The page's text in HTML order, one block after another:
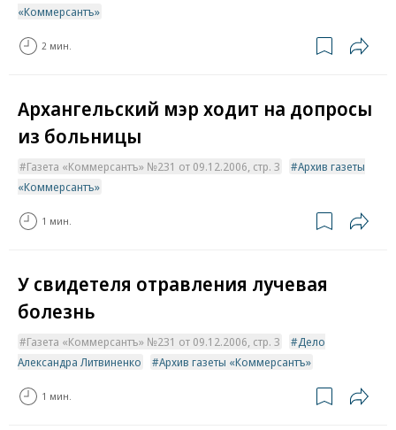
«Коммерсантъ»
2 мин.
Архангельский мэр ходит на допросы
из больницы
Газета «Коммерсантъ» №231 от 09.12.2006, стр. 3
Архив газеты
«Коммерсантъ»
1 мин.
У свидетеля отравления лучевая
болезнь
Газета «Коммерсантъ» №231 от 09.12.2006, стр. 3
Дело
Александра Литвиненко
Архив газеты «Коммерсантъ»
1 мин.